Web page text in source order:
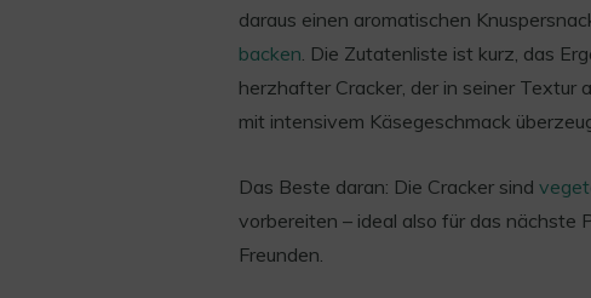
daraus einen aromatischen
backen. Die Zutatenliste ist kurz, das
herzhafter Cracker, der in seiner Textur
mit intensivem Käsegeschmack
Das Beste daran: Die Cracker sind
vorbereiten – ideal also für das nächste
Freunden.